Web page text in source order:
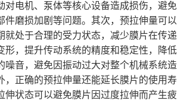
对电机、泵体等核心设备造成损伤，避免
件磨损加剧等问题。其次，预拉伸量可以
就处于合理的受力状态，减少膜片在传递
形，提升传动系统的精度和稳定性，降低
噪音，避免因振动过大对整个机械系统造
，正确的预拉伸量还能延长膜片的使用寿
伸状态可以避免膜片因过度拉伸而产生疲